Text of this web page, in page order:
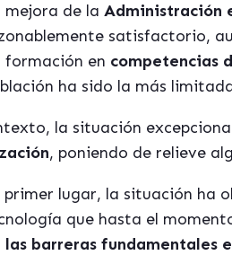
mejora de la Administración
satisfactorio,
formación en competencias
ha sido la más
la situación
, poniendo de relieve
primer lugar, la situación ha
que hasta el
las barreras fundamentales